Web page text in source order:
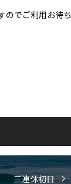
のでご利用お待ち
三連休初日